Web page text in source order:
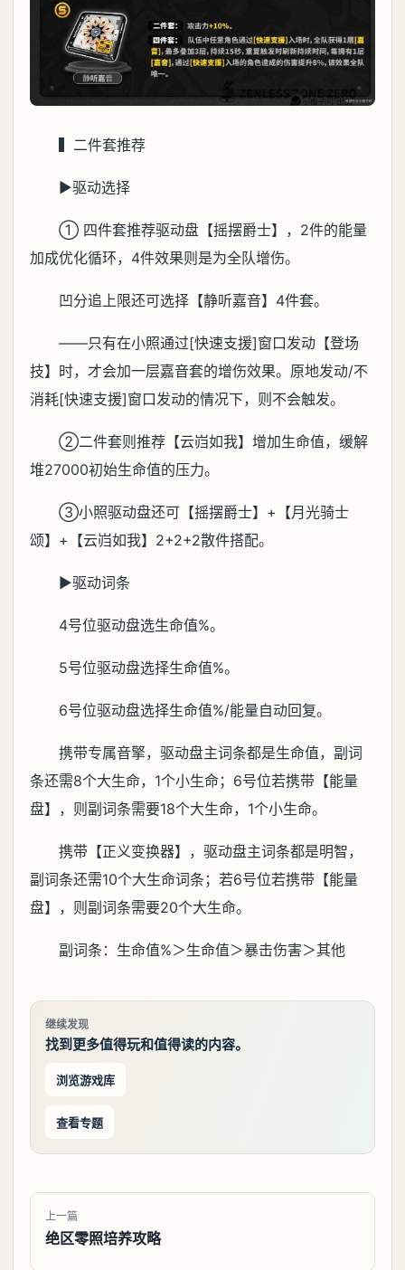
▍二件套推荐
▶驱动选择
① 四件套推荐驱动盘【摇摆爵士】，2件的能量
加成优化循环，4件效果则是为全队增伤。
凹分追上限还可选择【静听嘉音】4件套。
——只有在小照通过[快速支援]窗口发动【登场
技】时，才会加一层嘉音套的增伤效果。原地发动/不
消耗[快速支援]窗口发动的情况下，则不会触发。
②二件套则推荐【云岿如我】增加生命值，缓解
堆27000初始生命值的压力。
③小照驱动盘还可【摇摆爵士】+【月光骑士
颂】+【云岿如我】2+2+2散件搭配。
▶驱动词条
4号位驱动盘选生命值%。
5号位驱动盘选择生命值%。
6号位驱动盘选择生命值%/能量自动回复。
携带专属音擎，驱动盘主词条都是生命值，副词
条还需8个大生命，1个小生命；6号位若携带【能量
盘】，则副词条需要18个大生命，1个小生命。
携带【正义变换器】，驱动盘主词条都是明智，
副词条还需10个大生命词条；若6号位若携带【能量
盘】，则副词条需要20个大生命。
副词条：生命值%＞生命值＞暴击伤害＞其他
继续发现
找到更多值得玩和值得读的内容。
浏览游戏库
查看专题
上一篇
绝区零照培养攻略